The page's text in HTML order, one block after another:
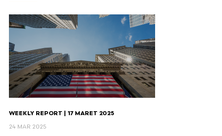
WEEKLY REPORT | 17 MARET 2025
24 MAR 2025